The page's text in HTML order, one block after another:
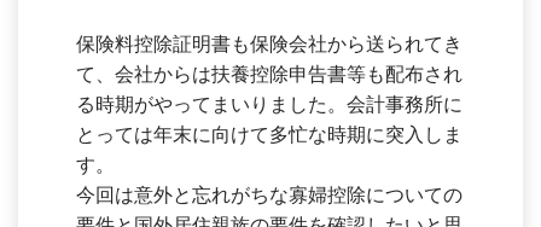
保険料控除証明書も保険会社から送られてき
て、会社からは扶養控除申告書等も配布され
る時期がやってまいりました。会計事務所に
とっては年末に向けて多忙な時期に突入しま
す。
今回は意外と忘れがちな寡婦控除についての